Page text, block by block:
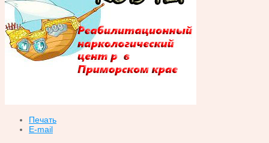
Печать
E-mail